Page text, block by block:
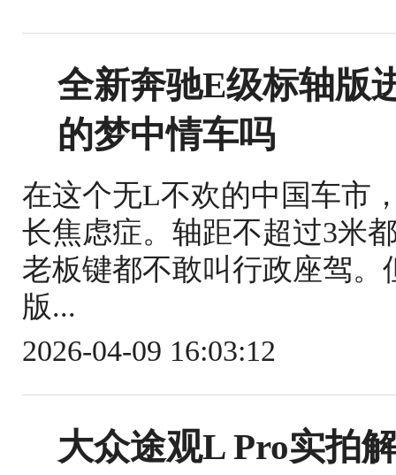
全新奔驰E级标轴版
的梦中情车吗
在这个无L不欢的中国车市
长焦虑症。轴距不超过3米
老板键都不敢叫行政座驾
版...
2026-04-09 16:03:12
大众途观L Pro实拍